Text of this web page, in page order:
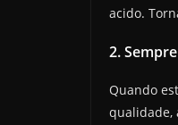
acido.
2.
Quando
qualidade,